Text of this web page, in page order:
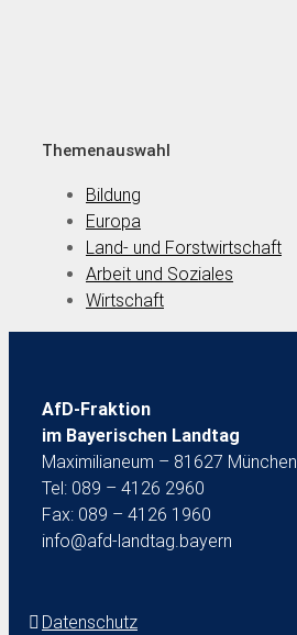
Themenauswahl
Bildung
Europa
Land- und Forstwirtschaft
Arbeit und Soziales
Wirtschaft
AfD-Fraktion
im Bayerischen Landtag
Maximilianeum – 81627 München
Tel: 089 – 4126 2960
Fax: 089 – 4126 1960
info@afd-landtag.bayern
Datenschutz